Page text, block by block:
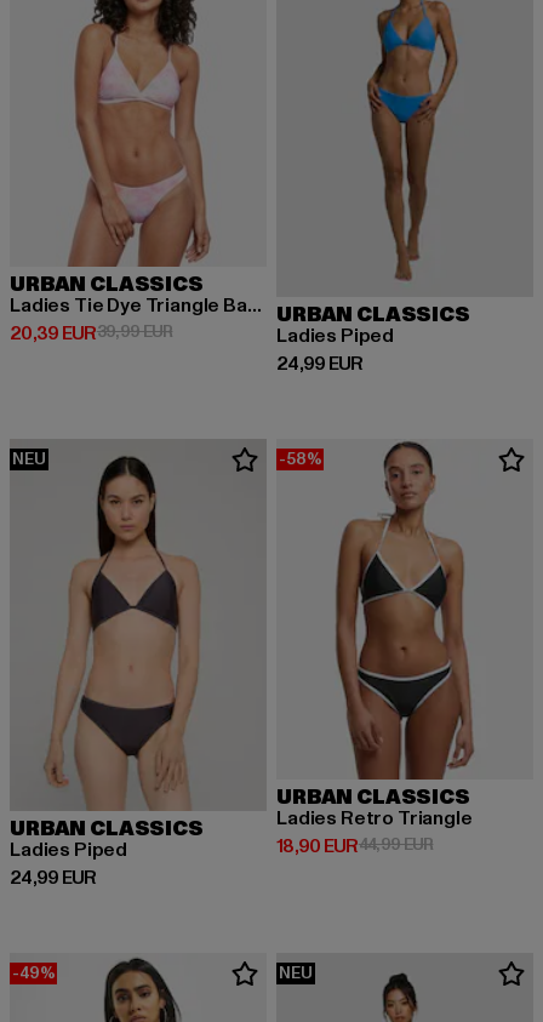
URBAN CLASSICS
Ladies Tie Dye Triangle Back
20,39 EUR
Derzeitiger Preis: 20,39 EUR
39,99 EURAktionspreis: 39,99 EUR
URBAN CLASSICS
Ladies Piped
24,99 EUR
Derzeitiger Preis: 24,99 EUR
NEU
URBAN CLASSICS
Ladies Piped
24,99 EUR
Derzeitiger Preis: 24,99 EUR
-58%
URBAN CLASSICS
Ladies Retro Triangle
18,90 EUR
Derzeitiger Preis: 18,90 EUR
44,99 EURAktionspreis:
-49% NEU